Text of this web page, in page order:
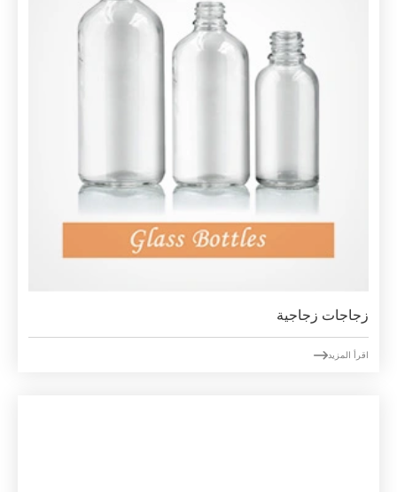
زجاجات زجاجية
اقرأ المزيد